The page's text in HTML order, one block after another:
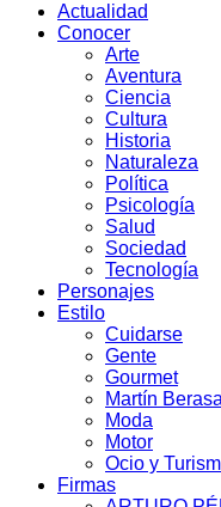
Actualidad
Conocer
Arte
Aventura
Ciencia
Cultura
Historia
Naturaleza
Política
Psicología
Salud
Sociedad
Tecnología
Personajes
Estilo
Cuidarse
Gente
Gourmet
Martín
Moda
Motor
Ocio y
Firmas